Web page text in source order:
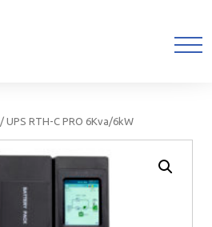
/ UPS RTH-C PRO 6Kva/6kW